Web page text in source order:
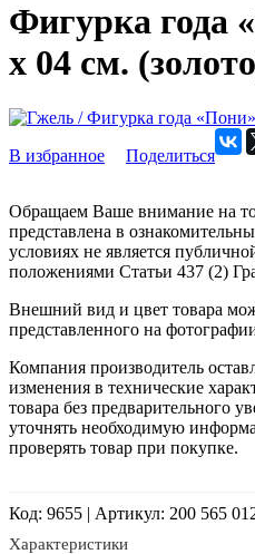
Фигурка года
х 04 см.
В избранное Поделиться
Обращаем Ваше внимание на
представлена в
условиях не является
положениями Статьи 437 (2)
Внешний вид и цвет товара
представленного на
Компания производитель
изменения в технические
товара без предварительного
уточнять необходимую
проверять товар при покупке.
Код: 9655 | Артикул: 200 565
Характеристики